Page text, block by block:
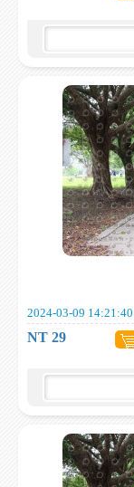
2024-03-09 14:21:40
NT 29